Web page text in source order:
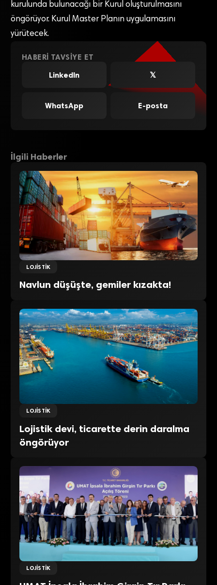
kurulunda bulunacağı bir Kurul oluşturulmasını
öngörüyor. Kurul Master Planın uygulamasını
yürütecek.
HABERI TAVSIYE ET
LinkedIn
𝕏
WhatsApp E-posta
İlgili Haberler
LOJISTIK
Navlun düşüşte, gemiler kızakta!
LOJISTIK
Lojistik devi, ticarette derin daralma
öngörüyor
LOJISTIK